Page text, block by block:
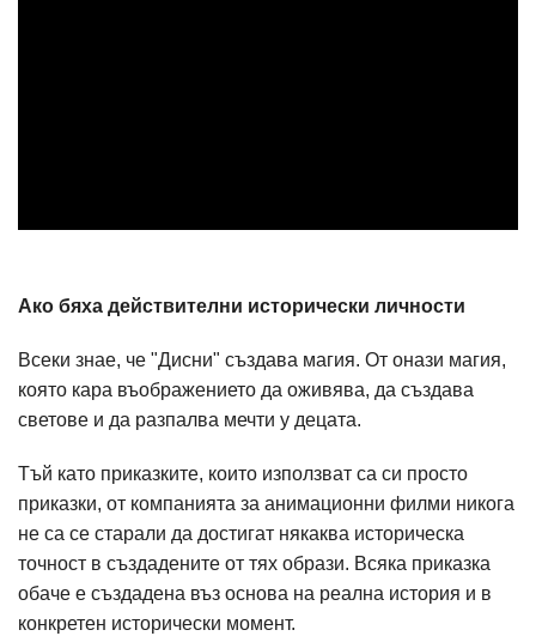
Ако бяха действителни исторически личности
Всеки знае, че "Дисни" създава магия. От онази магия,
която кара въображението да оживява, да създава
светове и да разпалва мечти у децата.
Тъй като приказките, които използват са си просто
приказки, от компанията за анимационни филми никога
не са се старали да достигат някаква историческа
точност в създадените от тях образи. Всяка приказка
обаче е създадена въз основа на реална история и в
конкретен исторически момент.